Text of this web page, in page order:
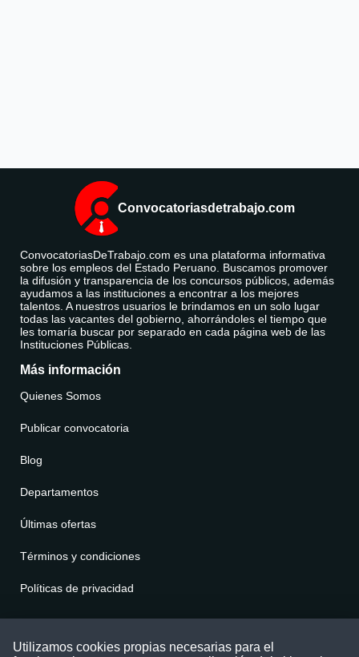
Convocatoriasdetrabajo.com
ConvocatoriasDeTrabajo.com es una plataforma informativa
sobre los empleos del Estado Peruano. Buscamos promover
la difusión y transparencia de los concursos públicos, además
ayudamos a las instituciones a encontrar a los mejores
talentos. A nuestros usuarios le brindamos en un solo lugar
todas las vacantes del gobierno, ahorrándoles el tiempo que
les tomaría buscar por separado en cada página web de las
Instituciones Públicas.
Más información
Quienes Somos
Publicar convocatoria
Blog
Departamentos
Últimas ofertas
Términos y condiciones
Políticas de privacidad
Utilizamos cookies propias necesarias para el